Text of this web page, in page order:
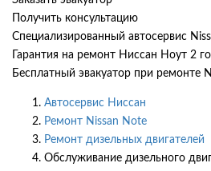
Получить консультацию
Специализированный автосервис
Гарантия на ремонт Ниссан Ноут 2
Бесплатный эвакуатор при ремонте
Автосервис Ниссан
Ремонт Nissan Note
Ремонт дизельных двигателей
Обслуживание дизельного